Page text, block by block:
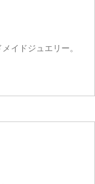
イドジュエリー。